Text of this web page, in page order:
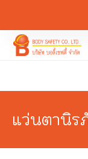
แว่นตานิร